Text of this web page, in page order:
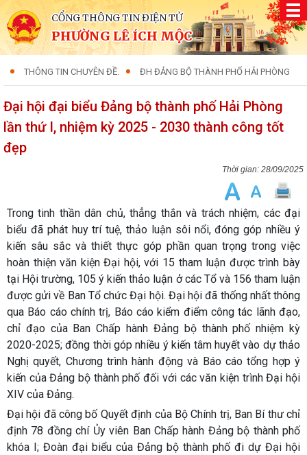
CỔNG THÔNG TIN ĐIỆN TỬ
PHƯỜNG LÊ ÍCH MỘC
THÔNG TIN CHUYÊN ĐỀ. ĐH ĐẢNG BỘ THÀNH PHỐ HẢI PHÒNG
Đại hội đại biểu Đảng bộ thành phố Hải Phòng
lần thứ I, nhiệm kỳ 2025 - 2030 thành công tốt
đẹp
28/09/2025
Trong tinh thần dân chủ, thẳng thắn và trách nhiệm, các đại
biểu đã phát huy trí tuệ, thảo luận sôi nổi, đóng góp nhiều ý
kiến sâu sắc và thiết thực góp phần quan trọng trong việc
hoàn thiện văn kiện Đại hội, với 15 tham luận được trình bày
tại Hội trường, 105 ý kiến thảo luận ở các Tổ và 156 tham luận
được gửi về Ban Tổ chức Đại hội. Đại hội đã thống nhất thông
qua Báo cáo chính trị, Báo cáo kiểm điểm công tác lãnh đạo,
chỉ đạo của Ban Chấp hành Đảng bộ thành phố nhiệm kỳ
2020-2025; đồng thời góp nhiều ý kiến tâm huyết vào dự thảo
Nghị quyết, Chương trình hành động và Báo cáo tổng hợp ý
kiến của Đảng bộ thành phố đối với các văn kiện trình Đại hội
XIV của Đảng.
Đại hội đã công bố Quyết định của Bộ Chính trị, Ban Bí thư chỉ
định 78 đồng chí Ủy viên Ban Chấp hành Đảng bộ thành phố
khóa I; Đoàn đại biểu của Đảng bộ thành phố đi dự Đại hội